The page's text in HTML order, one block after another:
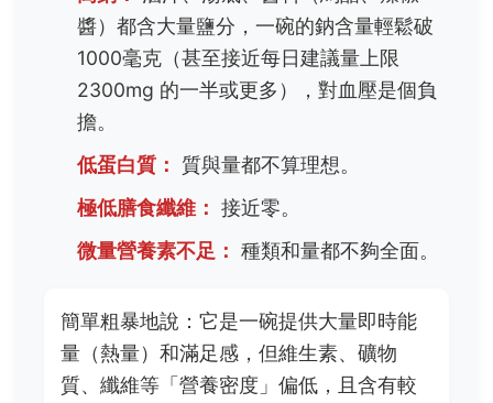
醬）都含大量鹽分，一碗的鈉含量輕鬆破
1000毫克（甚至接近每日建議量上限
2300mg 的一半或更多），對血壓是個負
擔。
低蛋白質：
質與量都不算理想。
極低膳食纖維： 接近零。
微量營養素不足： 種類和量都不夠全面。
簡單粗暴地說：它是一碗提供大量即時能
量（熱量）和滿足感，但維生素、礦物
質、纖維等「營養密度」偏低，且含有較